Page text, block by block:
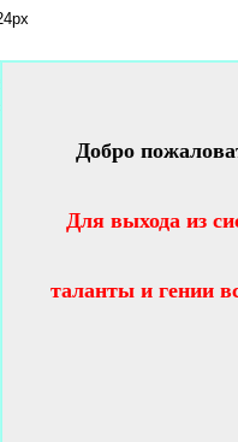
системного
и гении всех стран и
Добро
Для выхода из
таланты и гении